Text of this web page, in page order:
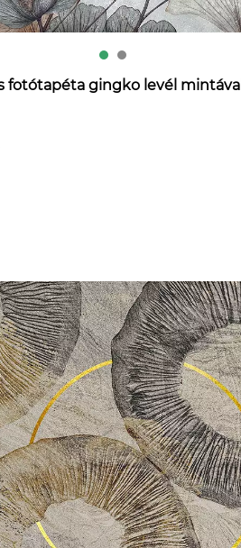
fotótapéta gingko levél mintával